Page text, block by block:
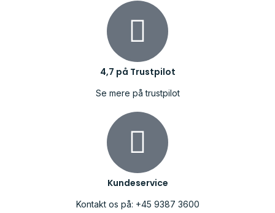
4,7 på Trustpilot
Se mere på trustpilot
Kundeservice
Kontakt os på: +45 9387 3600